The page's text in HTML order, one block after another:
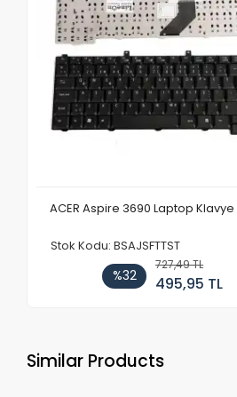
ACER Aspire 3690 Laptop
Stok Kodu: BSAJSFTTST
%32
727,49 TL
495,95 TL
Similar Products